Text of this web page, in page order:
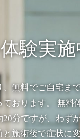
験実
無料でご自宅ま
おります。 無料
分ですが、わず
施術後で症状に